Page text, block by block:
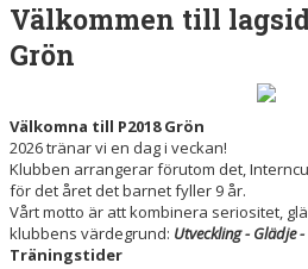
BILDGALLERI
KONTAKT
Välkommen till
Grön
Välkomna till P2018 Grön
2026 tränar vi en dag i veckan!
Klubben arrangerar förutom det,
för det året det barnet fyller 9 år.
Vårt motto är att kombinera seriositet,
klubbens värdegrund: Utveckling - Glädje
Träningstider